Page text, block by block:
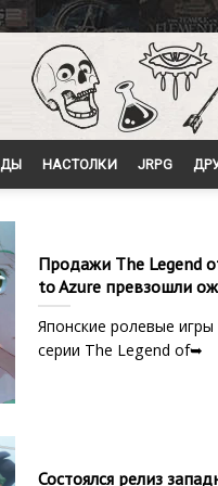
НАСТОЛКИ JRPG
Продажи The Legend
to Azure превзошли
Японские ролевые
серии The Legend of➥
Состоялся релиз